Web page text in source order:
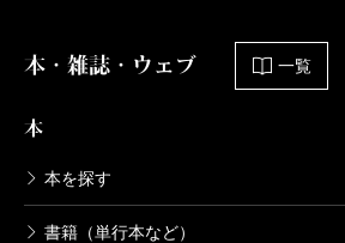
本・雑誌・ウェブ 一覧
本
本を探す
書籍（単行本など）